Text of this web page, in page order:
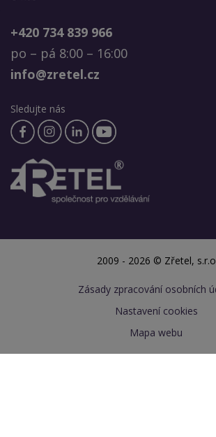
+420 734 839 966
po – pá 8:00 – 16:00
info@zretel.cz
Sledujte nás
2009 - 2026 © Zřetel, s.r.o
Zásady zpracování osobních
Nastavení cookies
Mapa webu